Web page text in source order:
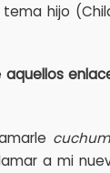
hijo
aquellos
a mi